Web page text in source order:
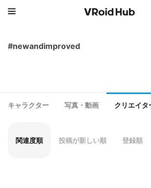
#newandimproved
キャラクター 写真・動画 クリエイタ
関連度順 投稿が新しい順 登録順